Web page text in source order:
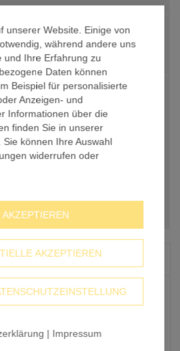
unserer Website. Einige von
während andere uns
und Ihre Erfahrung zu
Daten können
Beispiel für personalisierte
Anzeigen- und
Informationen über die
finden Sie in unserer
. Sie können Ihre Auswahl
widerrufen oder
AKZEPTIEREN
| Impressum
WARENKORB
je4,50 €
je3,90 €
je3,28 €